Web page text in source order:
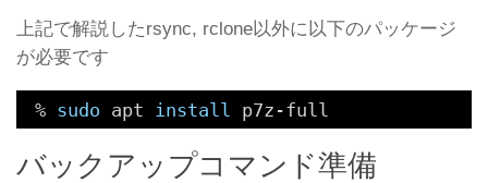
上記で解説したrsync, rclone以外に以下のパッケージ
が必要です
% sudo apt install p7z-full
バックアップコマンド準備